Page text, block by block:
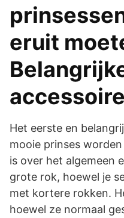
eruit
Het eerste en
mooie prinses
is over het algemeen
grote rok, hoewel je
met kortere rokken.
hoewel ze normaal